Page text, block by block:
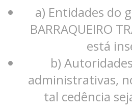
a) Entidades do
BARRAQUEIRO
está
b)
administrativas,
tal cedência